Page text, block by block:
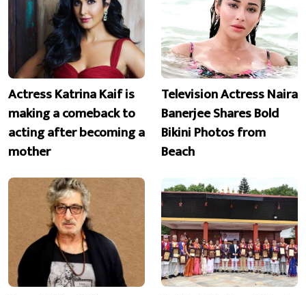
Actress Katrina Kaif is
making a comeback to
acting after becoming a
mother
Television Actress Naira
Banerjee Shares Bold
Bikini Photos from
Beach